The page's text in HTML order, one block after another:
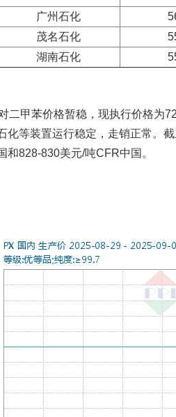
广州石化
茂名石化
湖南石化
二甲苯价格暂稳，现执行价格为
化等装置运行稳定，走销正常。
和828-830美元/吨CFR中国。